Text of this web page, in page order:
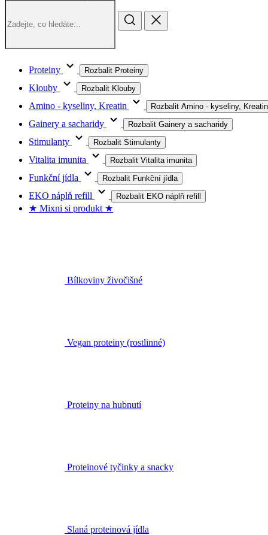
Proteiny Rozbalit Proteiny
Klouby Rozbalit Klouby
Amino - kyseliny, Kreatin Rozbalit Amino - kyseliny, Kreatin
Gainery a sacharidy Rozbalit Gainery a sacharidy
Stimulanty Rozbalit Stimulanty
Vitalita imunita Rozbalit Vitalita imunita
Funkční jídla Rozbalit Funkční jídla
EKO náplň refill Rozbalit EKO náplň refill
★ Mixni si produkt ★
Bílkoviny živočišné
Vegan proteiny (rostlinné)
Proteiny na hubnutí
Proteinové tyčinky a snacky
Slaná proteinová jídla